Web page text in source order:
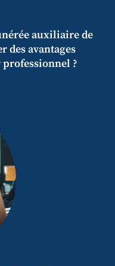
auxiliaire de
des avantages
?